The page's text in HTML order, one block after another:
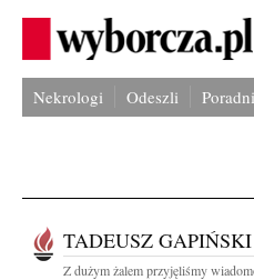
Nekrologi Odeszli
TADEUSZ GAPIŃSKI
Z dużym żalem przyjęliśmy